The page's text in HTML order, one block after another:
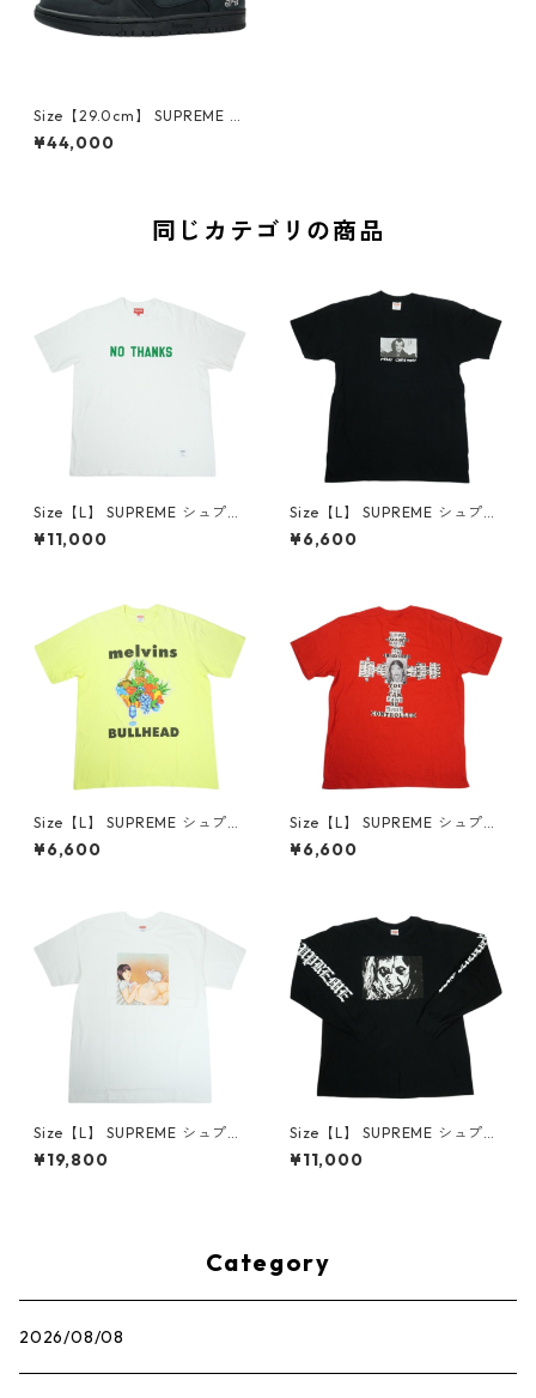
Size【29.0cm】 SUPREME シ
ュプリーム ×Nike 25FW SB D
unk Low Black HQ8487-001
¥44,000
同じカテゴリの商品
Size【L】 SUPREME シュプリ
ーム 21FW No Thanks S/S To
p White Tシャツ 白 【中古品-
¥11,000
Size【L】 SUPREME シュプリ
ーム 15AW Merry Christmas
Tee Black Tシャツ 黒 【中古
¥6,600
Size【L】 SUPREME シュプリ
ーム 24SS Melvins Bullhead
Tee Fluorescent Yellow Tシ
¥6,600
Size【L】 SUPREME シュプリ
ーム 25FW Dash Snow Tee R
ed Tシャツ 赤 【中古品-良
¥6,600
Size【L】 SUPREME シュプリ
ーム 25SS Mouse Tee White
Tシャツ 白 【新古品・未使用
¥19,800
Size【L】 SUPREME シュプリ
ーム ×The Exorcist 25FW Mo
ther L/S Tee Black ロンT 黒
¥11,000
Category
2026/08/08